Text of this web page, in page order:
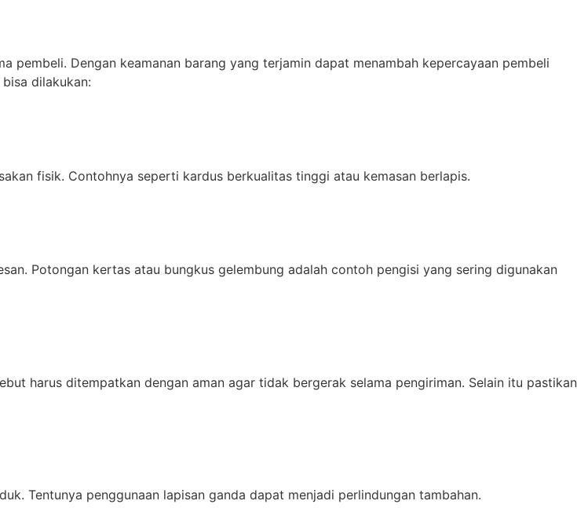
Dengan keamanan barang yang terjamin dapat menambah kepercayaan pembeli
dilakukan:
fisik. Contohnya seperti kardus berkualitas tinggi atau kemasan berlapis.
Potongan kertas atau bungkus gelembung adalah contoh pengisi yang sering digunakan
harus ditempatkan dengan aman agar tidak bergerak selama pengiriman. Selain itu pastikan
Tentunya penggunaan lapisan ganda dapat menjadi perlindungan tambahan.